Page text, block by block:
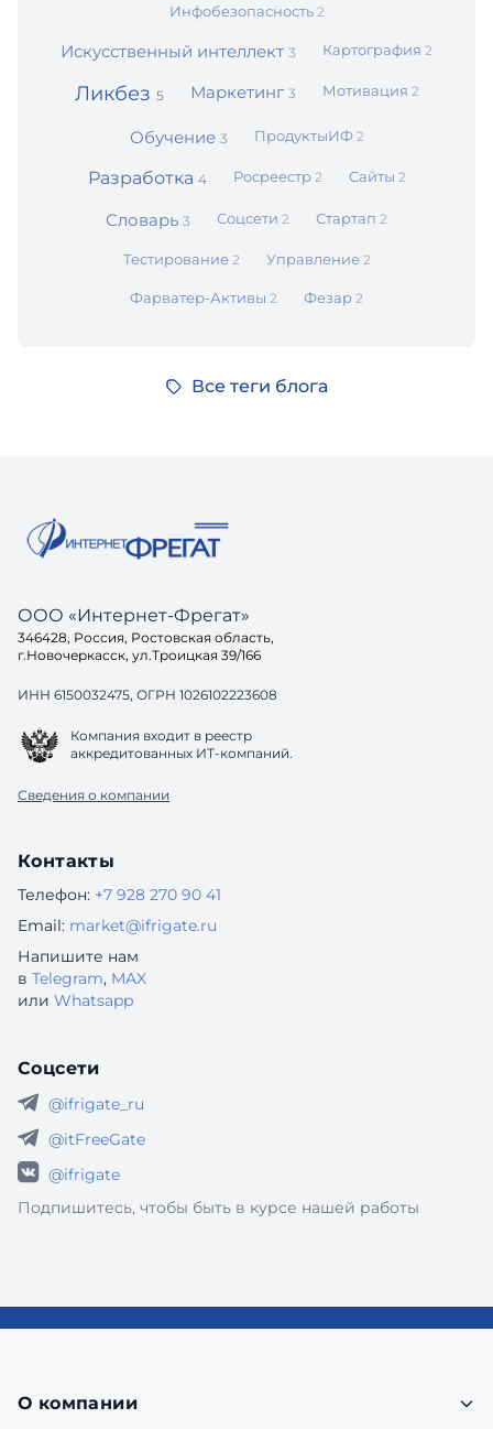
Инфобезопасность 2
Искусственный интеллект 3 Картография 2
Ликбез 5 Маркетинг 3 Мотивация 2
Обучение 3 ПродуктыИФ 2
Разработка 4 Росреестр 2 Сайты 2
Словарь 3 Соцсети 2 Стартап 2
Тестирование 2 Управление 2
Фарватер-Активы 2 Фезар 2
Все теги блога
ООО «Интернет-Фрегат»
346428, Россия, Ростовская область,
г.Новочеркасск, ул.Троицкая 39/166
ИНН 6150032475, ОГРН 1026102223608
Компания входит в реестр
аккредитованных ИТ-компаний.
Сведения о компании
Контакты
Телефон: +7 928 270 90 41
Email: market@ifrigate.ru
Напишите нам
в Telegram, MAX
или Whatsapp
Соцсети
@ifrigate_ru
@itFreeGate
@ifrigate
Подпишитесь, чтобы быть в курсе нашей работы
О компании